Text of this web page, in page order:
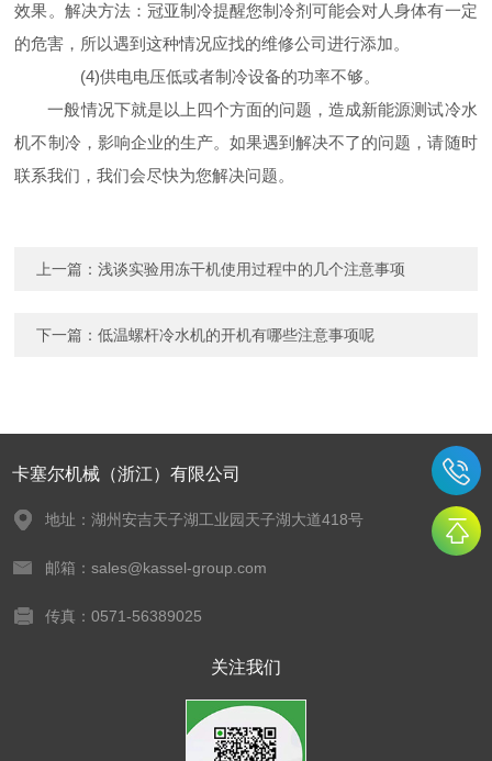
效果。解决方法：冠亚制冷提醒您制冷剂可能会对人身体有一定
的危害，所以遇到这种情况应找的维修公司进行添加。
(4)供电电压低或者制冷设备的功率不够。
一般情况下就是以上四个方面的问题，造成新能源测试冷水
机不制冷，影响企业的生产。如果遇到解决不了的问题，请随时
联系我们，我们会尽快为您解决问题。
上一篇：浅谈实验用冻干机使用过程中的几个注意事项
下一篇：低温螺杆冷水机的开机有哪些注意事项呢
卡塞尔机械（浙江）有限公司
地址：湖州安吉天子湖工业园天子湖大道418号
邮箱：sales@kassel-group.com
传真：0571-56389025
关注我们